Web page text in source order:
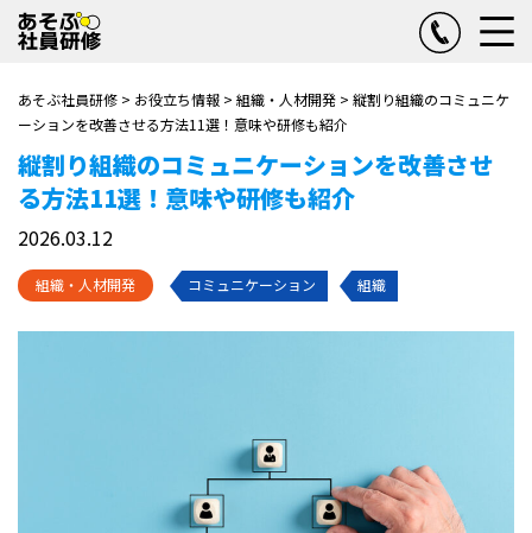
あそぶ社員研修 > お役立ち情報 > 組織・人材開発 > 縦割り組織のコミュニケ
ーションを改善させる方法11選！意味や研修も紹介
縦割り組織のコミュニケーションを改善させ
る方法11選！意味や研修も紹介
2026.03.12
組織・人材開発 コミュニケーション 組織